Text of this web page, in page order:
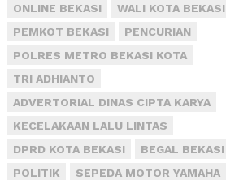
ONLINE BEKASI
WALI KOTA BEKASI
PEMKOT BEKASI
PENCURIAN
POLRES METRO BEKASI KOTA
TRI ADHIANTO
ADVERTORIAL DINAS CIPTA KARYA
KECELAKAAN LALU LINTAS
DPRD KOTA BEKASI
BEGAL BEKASI
POLITIK
SEPEDA MOTOR YAMAHA